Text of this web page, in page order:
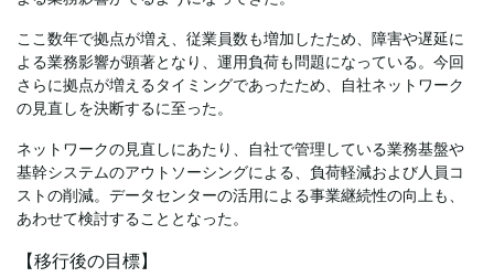
ここ数年で拠点が増え、従業員数も増加したため、障害や遅延に
よる業務影響が顕著となり、運用負荷も問題になっている。今回
さらに拠点が増えるタイミングであったため、自社ネットワーク
の見直しを決断するに至った。
ネットワークの見直しにあたり、自社で管理している業務基盤や
基幹システムのアウトソーシングによる、負荷軽減および人員コ
ストの削減。データセンターの活用による事業継続性の向上も、
あわせて検討することとなった。
【移行後の目標】